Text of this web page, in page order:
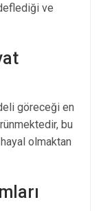
ve
göreceği en
bu
olmaktan